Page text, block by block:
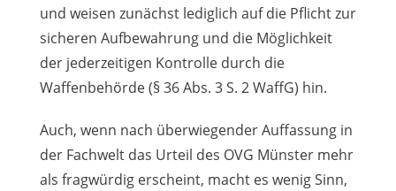
und weisen zunächst lediglich auf die Pflicht zur
sicheren Aufbewahrung und die Möglichkeit
der jederzeitigen Kontrolle durch die
Waffenbehörde (§ 36 Abs. 3 S. 2 WaffG) hin.
Auch, wenn nach überwiegender Auffassung in
der Fachwelt das Urteil des OVG Münster mehr
als fragwürdig erscheint, macht es wenig Sinn,